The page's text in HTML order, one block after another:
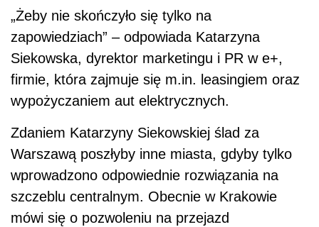
„Żeby nie skończyło się tylko na
zapowiedziach” – odpowiada Katarzyna
Siekowska, dyrektor marketingu i PR w e+,
firmie, która zajmuje się m.in. leasingiem oraz
wypożyczaniem aut elektrycznych.
Zdaniem Katarzyny Siekowskiej ślad za
Warszawą poszłyby inne miasta, gdyby tylko
wprowadzono odpowiednie rozwiązania na
szczeblu centralnym. Obecnie w Krakowie
mówi się o pozwoleniu na przejazd